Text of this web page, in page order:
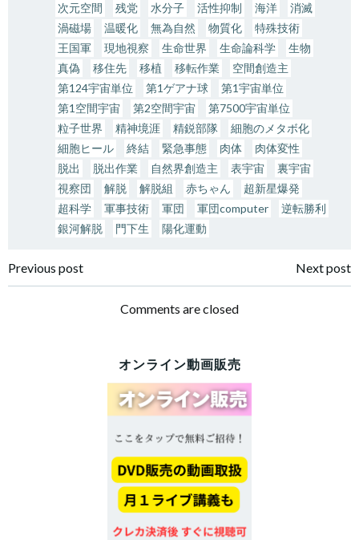
次元空間
残党 水分子 活性抑制 海洋
消滅
渦磁場
温暖化 無為自然 物質化
特殊技術
王国軍
現地視察 生命世界 生命論科学
生物
真偽
移住先 移植 移転作業
空間創造主
第124宇宙単位
第1ゲアナ球
第1宇宙単位
第1空間宇宙
第2空間宇宙
第7500宇宙単位
粒子世界
精神境涯 精鋭部隊
細胞のメタボ化
細胞ヒール
終結 緊急事態 肉体
肉体変性
脱出
脱出作業 自然界創造主 表宇宙
裏宇宙
視察団
解脱 解脱組 赤ちゃん
超新星爆発
超科学
軍事技術 軍団 軍団computer
逆転勝利
銀河解脱
門下生 陽化運動
投
Previous post
稿
ビ
ゲ
ー
シ
ョ
Next post
Comments are closed
オンライン動画販売